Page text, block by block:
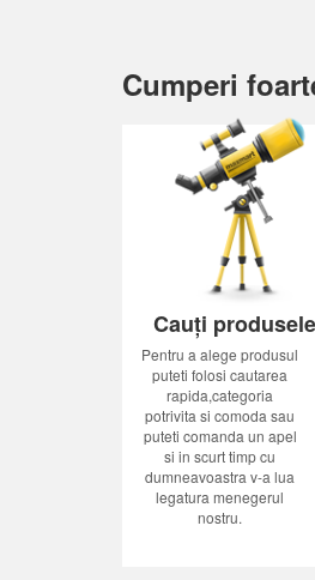
Cumperi
Cauți produsele
Pentru a alege produsul
puteti folosi cautarea
rapida,categoria
potrivita si comoda sau
puteti comanda un apel
si in scurt timp cu
dumneavoastra v-a lua
legatura menegerul
nostru.